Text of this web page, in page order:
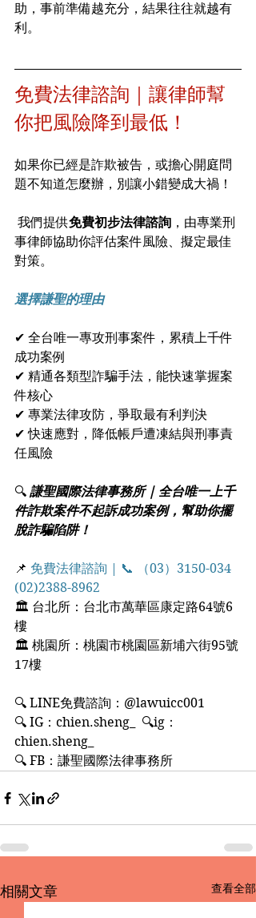
助，事前準備越充分，結果往往就越有
利。
免費法律諮詢｜讓律師幫
你把風險降到最低！
如果你已經是詐欺被告，或擔心開庭問
題不知道怎麼辦，別讓小錯變成大禍！
我們提供免費初步法律諮詢 ，由專業刑
事律師協助你評估案件風險、擬定最佳
對策。
選擇謙聖的理由
✔ 全台唯一專攻刑事案件，累積上千件
成功案例
✔ 精通各類型詐騙手法，能快速掌握案
件核心
✔ 專業法律攻防，爭取最有利判決
✔ 快速應對，降低帳戶遭凍結與刑事責
任風險
🔍 謙聖國際法律事務所 | 全台唯一上千
件詐欺案件不起訴成功案例，幫助你擺
脫詐騙陷阱！
📌 免費法律諮詢 | 📞 （03）3150-034
(02)2388-8962
🏛 台北所：台北市萬華區康定路64號6
樓
🏛 桃園所：桃園市桃園區新埔六街95號
17樓
🔍 LINE免費諮詢：@lawuicc001
🔍 IG：chien.sheng_  🔍ig：
chien.sheng_
🔍 FB：謙聖國際法律事務所
相關文章 查看全部